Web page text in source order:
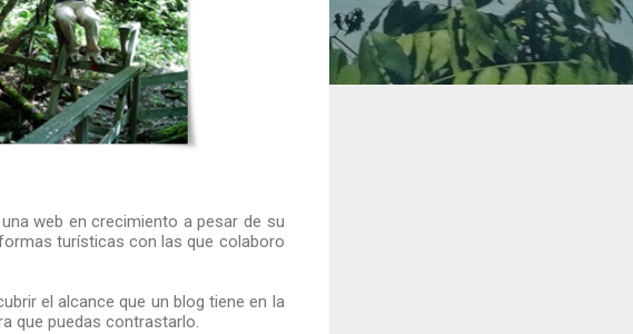
web en crecimiento a pesar de su
turísticas con las que colaboro
el alcance que un blog tiene en la
que puedas contrastarlo.